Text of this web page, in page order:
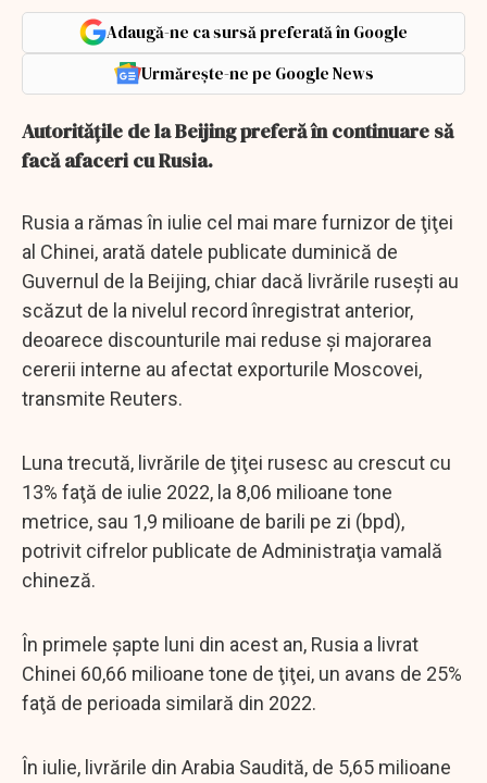
Adaugă-ne ca sursă preferată în Google
Urmărește-ne pe Google News
Autoritățile de la Beijing preferă în continuare să
facă afaceri cu Rusia.
Rusia a rămas în iulie cel mai mare furnizor de ţiţei
al Chinei, arată datele publicate duminică de
Guvernul de la Beijing, chiar dacă livrările ruseşti au
scăzut de la nivelul record înregistrat anterior,
deoarece discounturile mai reduse şi majorarea
cererii interne au afectat exporturile Moscovei,
transmite Reuters.
Luna trecută, livrările de ţiţei rusesc au crescut cu
13% faţă de iulie 2022, la 8,06 milioane tone
metrice, sau 1,9 milioane de barili pe zi (bpd),
potrivit cifrelor publicate de Administraţia vamală
chineză.
În primele şapte luni din acest an, Rusia a livrat
Chinei 60,66 milioane tone de ţiţei, un avans de 25%
faţă de perioada similară din 2022.
În iulie, livrările din Arabia Saudită, de 5,65 milioane